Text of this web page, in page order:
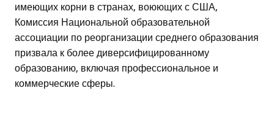
имеющих корни в странах, воюющих с США,
Комиссия Национальной образовательной
ассоциации по реорганизации среднего образования
призвала к более диверсифицированному
образованию, включая профессиональное и
коммерческие сферы.